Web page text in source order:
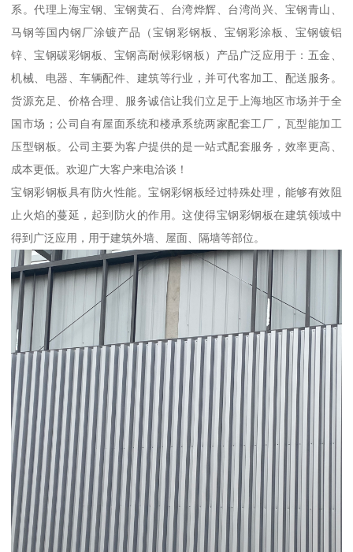
系。代理上海宝钢、宝钢黄石、台湾烨辉、台湾尚兴、宝钢青山、
马钢等国内钢厂涂镀产品（宝钢彩钢板、宝钢彩涂板、宝钢镀铝
锌、宝钢碳彩钢板、宝钢高耐候彩钢板）产品广泛应用于：五金、
机械、电器、车辆配件、建筑等行业，并可代客加工、配送服务。
货源充足、价格合理、服务诚信让我们立足于上海地区市场并于全
国市场；公司自有屋面系统和楼承系统两家配套工厂，瓦型能加工
压型钢板。公司主要为客户提供的是一站式配套服务，效率更高、
成本更低。欢迎广大客户来电洽谈！
宝钢彩钢板具有防火性能。宝钢彩钢板经过特殊处理，能够有效阻
止火焰的蔓延，起到防火的作用。这使得宝钢彩钢板在建筑领域中
得到广泛应用，用于建筑外墙、屋面、隔墙等部位。